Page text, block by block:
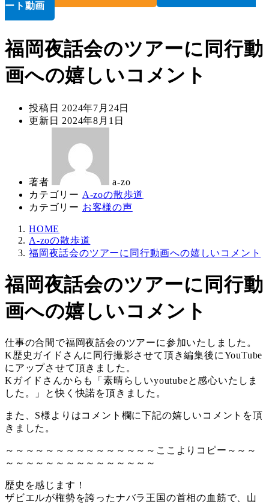
ート動画
福岡夜話会のツアーに同行動
画への嬉しいコメント
投稿日 2024年7月24日
更新日 2024年8月1日
著者
a-zo
カテゴリー A-zoの散歩道
カテゴリー お客様の声
HOME
A-zoの散歩道
福岡夜話会のツアーに同行動画への嬉しいコメント
福岡夜話会のツアーに同行動
画への嬉しいコメント
仕事の合間で福岡夜話会のツアーに参加いたしました。
K歴史ガイドさんに同行撮影させて頂き編集後にYouTube
にアップさせて頂きました。
Kガイドさんからも「素晴らしいyoutubeと感心いたしま
した。」と快く快諾を頂きました。
また、S様よりはコメント欄に下記の嬉しいコメントを頂
きました。
～～～～～～～～～～～～～～～ここよりコピー～～～
～～～～～～～～～～～～～～～
歴史を感じます！
ザビエルが権勢を誇ったナバラ王国の首相の血筋で、山